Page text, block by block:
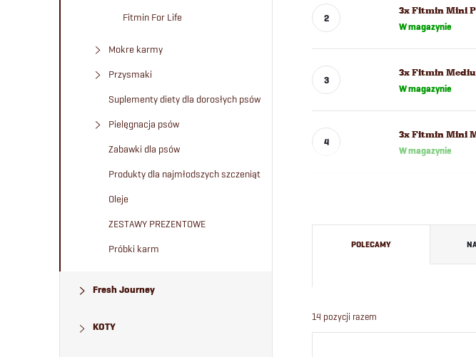
Fitmin For Life
Mokre karmy
Przysmaki
Suplementy diety dla dorosłych psów
Pielęgnacja psów
Zabawki dla psów
Produkty dla najmłodszych szczeniąt
Oleje
ZESTAWY PREZENTOWE
Próbki karm
Fresh Journey
KOTY
3x Fitmin Mini
W magazynie
3x Fitmin
W magazynie
3x Fitmin Mini
W magazynie
r
POLECAMY
14 pozycji razem